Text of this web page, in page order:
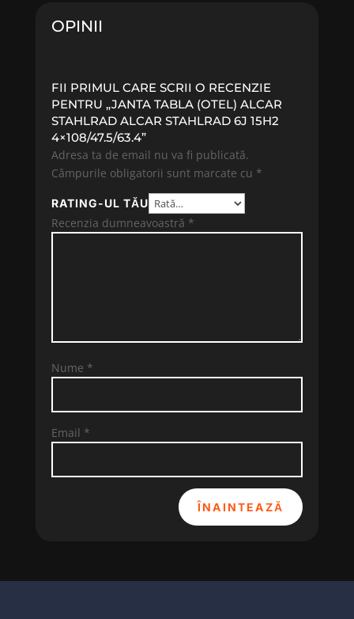
OPINII
FII PRIMUL CARE SCRII O RECENZIE
PENTRU „JANTA TABLA (OTEL) ALCAR
STAHLRAD ALCAR STAHLRAD 6J 15H2
4×108/47.5/63.4”
Adresa ta de email nu va fi publicată.
Câmpurile obligatorii sunt marcate cu *
RATING-UL TĂU
Recenzia dumneavoastră *
Nume *
Email *
ÎNAINTEAZĂ